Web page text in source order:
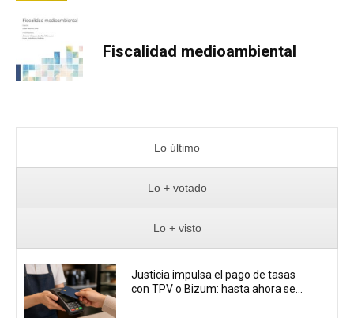
Fiscalidad medioambiental
Lo último
Lo + votado
Lo + visto
Justicia impulsa el pago de tasas
con TPV o Bizum: hasta ahora se...